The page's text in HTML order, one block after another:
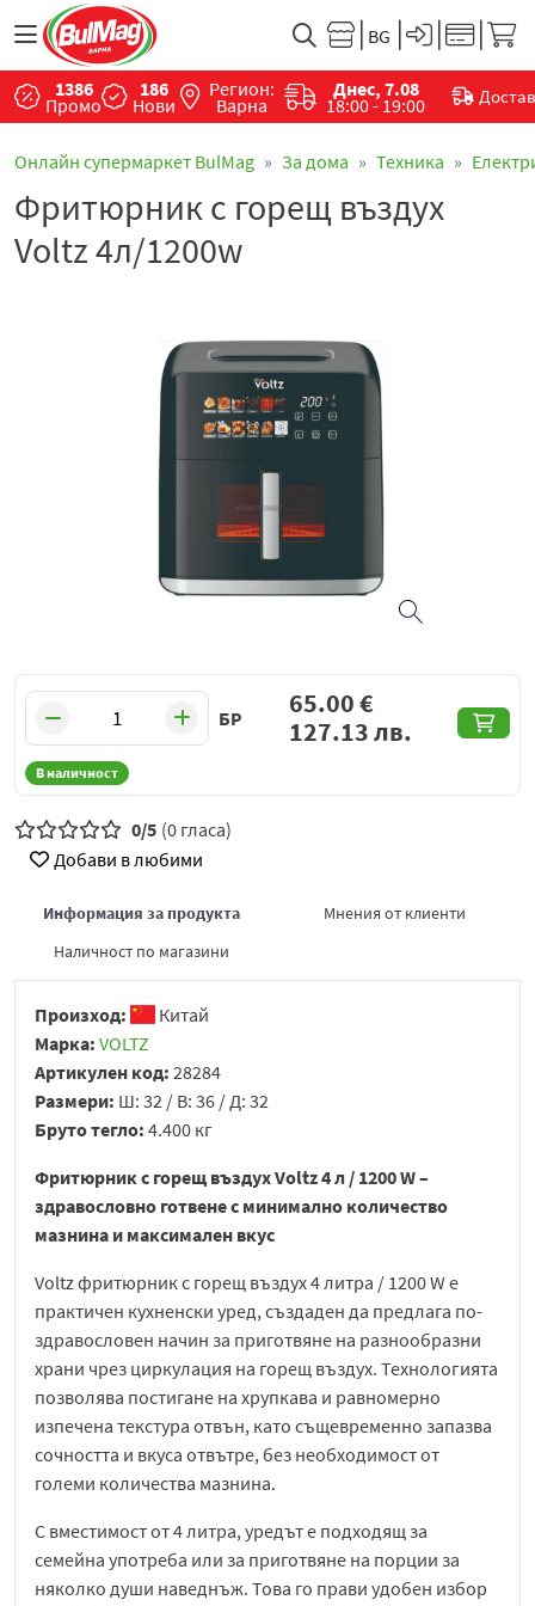
1386
Промо
186
Нови
Регион:
Варна
Днес, 7.08
18:00 - 19:00
Онлайн супермаркет BulMag За дома Техника
Фритюрник с горещ въздух
Voltz 4л/1200w
БР
В наличност
65.00€
127.13лв.
0/5 (0 гласа)
Добави в любими
Информация за продукта
Мнения от клиенти
Наличност по магазини
Произход:
Китай
Марка: VOLTZ
Артикулен код: 28284
Размери: Ш: 32 / В: 36 / Д: 32
Бруто тегло: 4.400 кг
Фритюрник с горещ въздух Voltz 4 л / 1200 W –
здравословно готвене с минимално количество
мазнина и максимален вкус
Voltzфритюрник с горещ въздух 4 литра / 1200 W е
практичен кухненски уред, създаден да предлага по-
здравословен начин за приготвяне на разнообразни
храни чрез циркулация на горещ въздух. Технологията
позволява постигане на хрупкава и равномерно
изпечена текстура отвън, като същевременно запазва
сочността и вкуса отвътре, без необходимост от
големи количества мазнина.
С вместимост от 4 литра, уредът е подходящ за
семейна употреба или за приготвяне на порции за
няколко души наведнъж. Това го прави удобен избор